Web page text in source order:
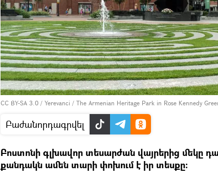
CC BY-SA 3.0 / Yerevanci / The Armenian Heritage Park in Rose Kennedy
Բաժանորդագրվել
Բոստոնի գլխավոր տեսարժան վայրերից մեկը
քանդակն ամեն տարի փոխում է իր տեսքը։